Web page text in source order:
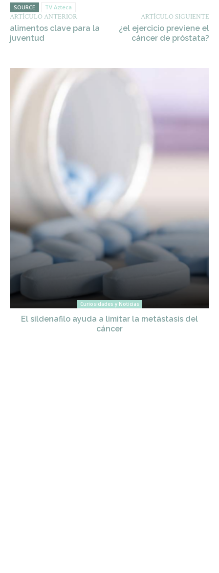
SOURCE TV Azteca
ARTÍCULO ANTERIOR
alimentos clave para la
juventud
ARTÍCULO SIGUIENTE
¿el ejercicio previene el
cáncer de próstata?
Curiosidades y Noticias
El sildenafilo ayuda a limitar la metástasis del
cáncer